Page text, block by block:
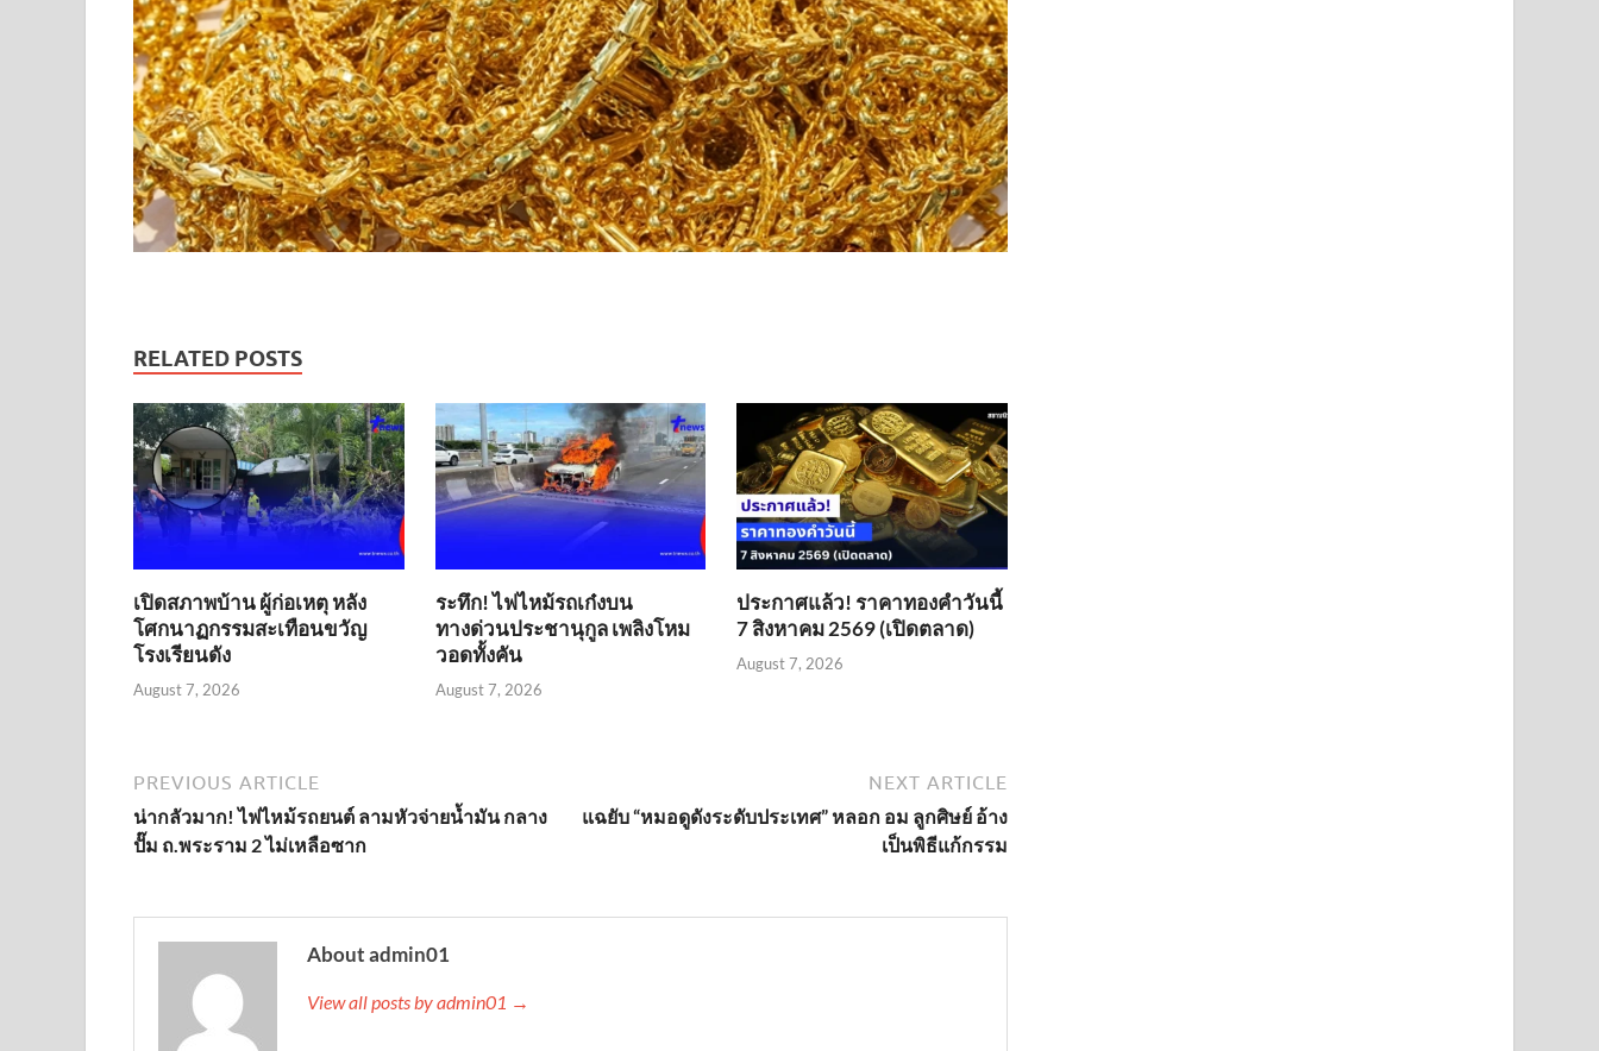
RELATED POSTS
เปิดสภาพบ้าน ผู้ก่อเหตุ หลัง
โศกนาฏกรรมสะเทือนขวัญ
โรงเรียนดัง
August 7, 2026
ระทึก! ไฟไหม้รถเก๋งบน
ทางด่วนประชานุกูล เพลิงโหม
วอดทั้งคัน
August 7, 2026
ประกาศแล้ว! ราคาทองคำวันนี้
7 สิงหาคม 2569 (เปิดตลาด)
August 7, 2026
PREVIOUS ARTICLE
น่ากลัวมาก! ไฟไหม้รถยนต์ ลามหัวจ่ายน้ำมัน กลาง
ปั๊ม ถ.พระราม 2 ไม่เหลือซาก
NEXT ARTICLE
แฉยับ “หมอดูดังระดับประเทศ” หลอก อม ลูกศิษย์ อ้าง
เป็นพิธีแก้กรรม
About admin01
View all posts by admin01 →